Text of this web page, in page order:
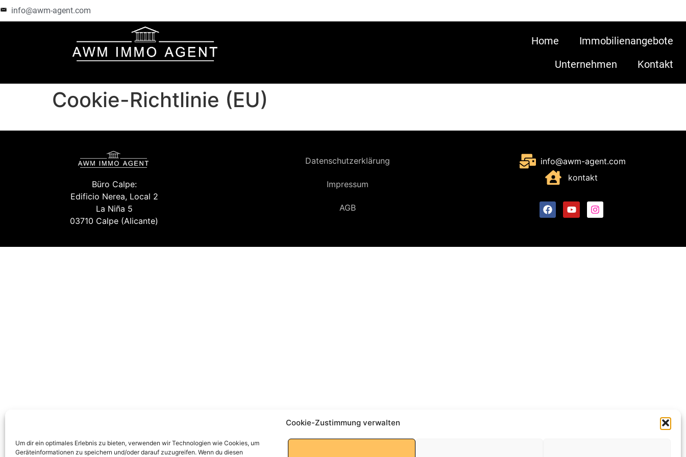
Cookie-Zustimmung verwalten
Um dir ein optimales Erlebnis zu bieten, verwenden wir Technologien wie Cookies, um
Geräteinformationen zu speichern und/oder darauf zuzugreifen. Wenn du diesen
info@awm-agent.com
Home
Immobilienangebote
Unternehmen
Kontakt
Cookie-Richtlinie (EU)
Büro Calpe:
Edificio Nerea, Local 2
La Niña 5
03710 Calpe (Alicante)
Datenschutzerklärung
Impressum
AGB
info@awm-agent.com
kontakt